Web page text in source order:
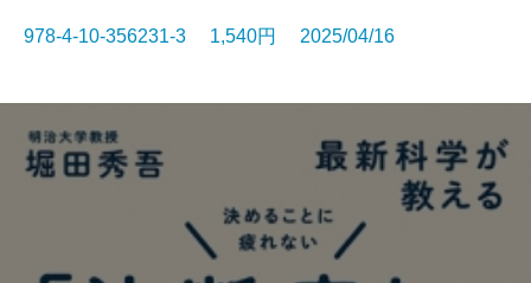
978-4-10-356231-3 1,540円 2025/04/16